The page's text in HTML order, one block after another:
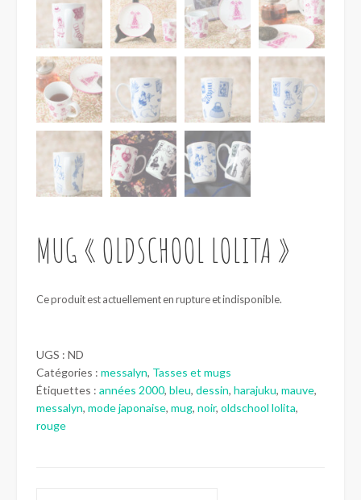
MUG « OLDSCHOOL LOLITA »
Ce produit est actuellement en rupture et indisponible.
UGS : ND
Catégories : messalyn, Tasses et mugs
Étiquettes : années 2000, bleu, dessin, harajuku, mauve,
messalyn, mode japonaise, mug, noir, oldschool lolita,
rouge